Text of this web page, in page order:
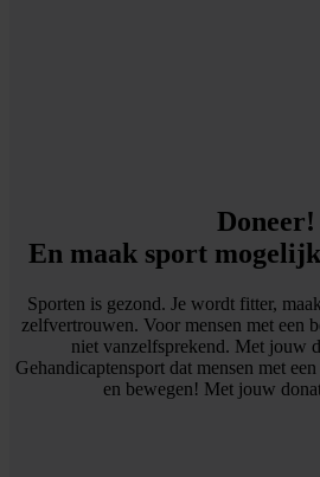
Doneer!
En maak sport
Sporten is gezond. Je wordt fitter,
zelfvertrouwen. Voor mensen met een
niet vanzelfsprekend. Met jouw
Gehandicaptensport dat mensen met
en bewegen! Met jouw